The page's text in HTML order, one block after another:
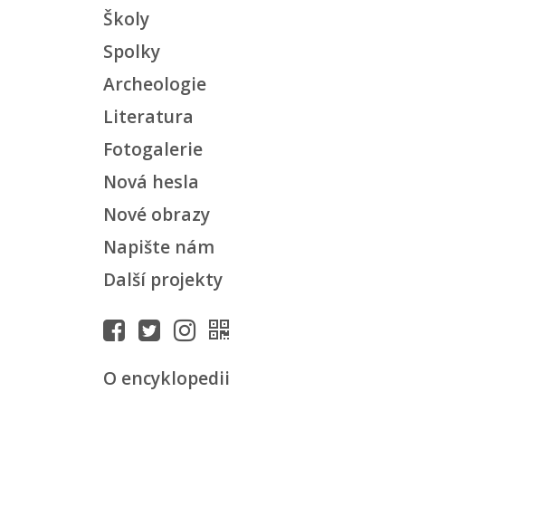
Školy
Spolky
Archeologie
Literatura
Fotogalerie
Nová hesla
Nové obrazy
Napište nám
Další projekty
O encyklopedii